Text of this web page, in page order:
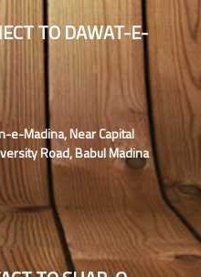
TO DAWAT-E-
e-Madina, Near Capital
Road, Babul Madina